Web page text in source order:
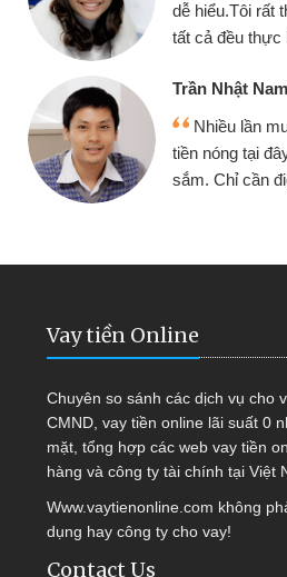
gian giải ngân nhanh chóng
ra lãi suất rất tốt
tiền mặt mình đều vay
ngay là mình lại tiếp tục mua
là dùng được
Vay tiền Online
Chuyên so sánh các dịch vụ cho
CMND, vay tiền online lãi suất 0
mặt, tổng hợp các web vay tiền
hàng và công ty tài chính tại Việt
Www.vaytienonline.com không
dụng hay công ty cho vay!
Contact Us